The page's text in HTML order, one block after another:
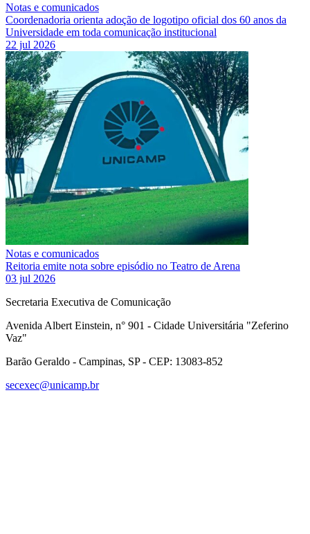
Notas e comunicados
Coordenadoria orienta adoção de logotipo oficial dos 60 anos da
Universidade em toda comunicação institucional
22 jul 2026
Notas e comunicados
Reitoria emite nota sobre episódio no Teatro de Arena
03 jul 2026
Secretaria Executiva de Comunicação
Avenida Albert Einstein, n° 901 - Cidade Universitária "Zeferino
Vaz"
Barão Geraldo - Campinas, SP - CEP: 13083-852
secexec@unicamp.br